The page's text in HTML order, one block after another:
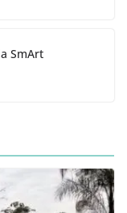
SmArt